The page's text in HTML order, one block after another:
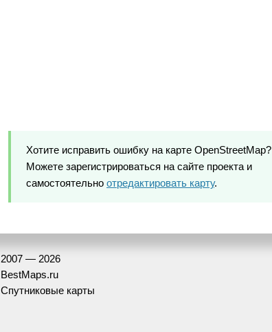
Хотите исправить ошибку на карте OpenStreetMap?
Можете зарегистрироваться на сайте проекта и
самостоятельно отредактировать карту.
2007 — 2026
BestMaps.ru
Спутниковые карты